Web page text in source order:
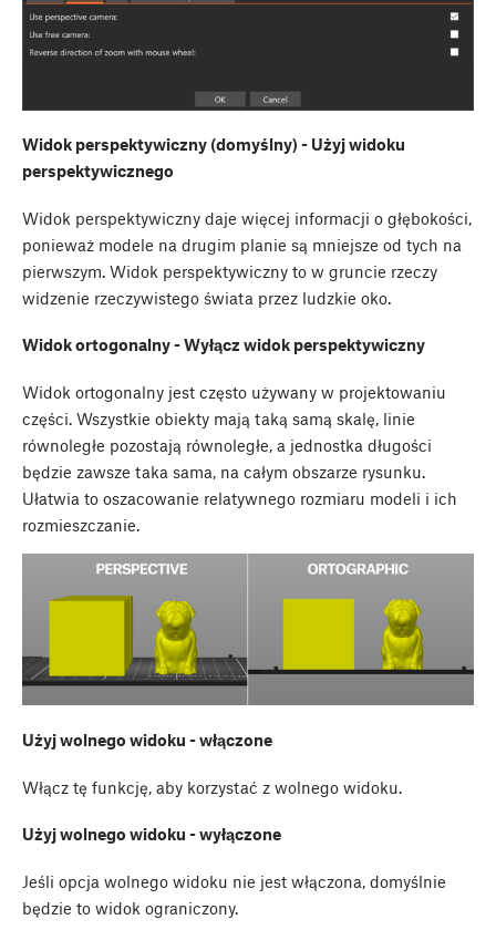
Widok perspektywiczny (domyślny) - Użyj widoku
perspektywicznego
Widok perspektywiczny daje więcej informacji o głębokości,
ponieważ modele na drugim planie są mniejsze od tych na
pierwszym. Widok perspektywiczny to w gruncie rzeczy
widzenie rzeczywistego świata przez ludzkie oko.
Widok ortogonalny - Wyłącz widok perspektywiczny
Widok ortogonalny jest często używany w projektowaniu
części. Wszystkie obiekty mają taką samą skalę, linie
równoległe pozostają równoległe, a jednostka długości
będzie zawsze taka sama, na całym obszarze rysunku.
Ułatwia to oszacowanie relatywnego rozmiaru modeli i ich
rozmieszczanie.
Użyj wolnego widoku - włączone
Włącz tę funkcję, aby korzystać z wolnego widoku.
Użyj wolnego widoku - wyłączone
Jeśli opcja wolnego widoku nie jest włączona, domyślnie
będzie to widok ograniczony.